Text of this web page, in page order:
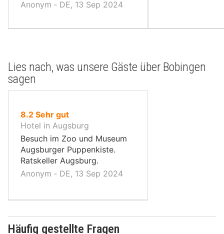
Anonym ‐ DE, 13 Sep 2024
Lies nach, was unsere Gäste über Bobingen
sagen
8.2 von
10,
Sehr gut
Hotel in Augsburg
Besuch im Zoo und Museum
Augsburger Puppenkiste.
Ratskeller Augsburg.
Anonym ‐ DE, 13 Sep 2024
Häufig gestellte Fragen